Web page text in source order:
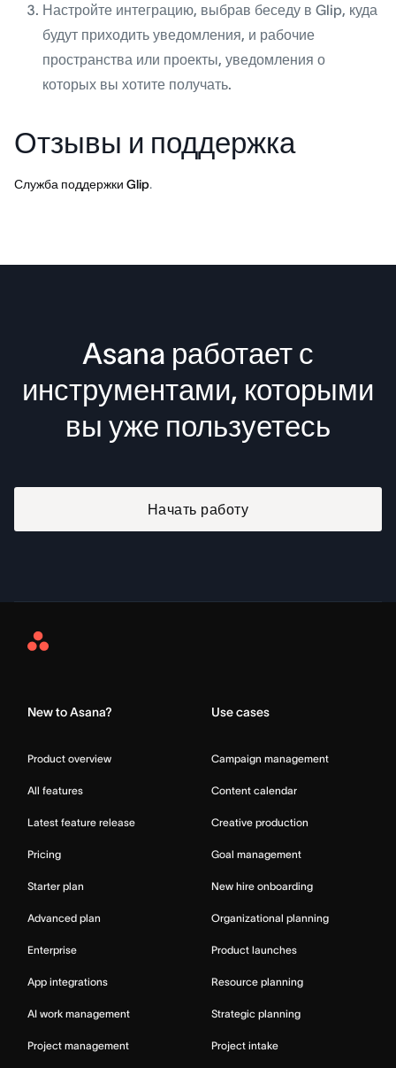
Настройте интеграцию, выбрав беседу в Glip, куда
будут приходить уведомления, и рабочие
пространства или проекты, уведомления о
которых вы хотите получать.
Отзывы и поддержка
Служба поддержки Glip.
Asana работает с
инструментами, которыми
вы уже пользуетесь
Начать работу
Asana
New to Asana?
Product overview
All features
Latest feature release
Pricing
Starter plan
Advanced plan
Enterprise
App integrations
AI work management
Project management
Use cases
Campaign management
Content calendar
Creative production
Goal management
New hire onboarding
Organizational planning
Product launches
Resource planning
Strategic planning
Project intake